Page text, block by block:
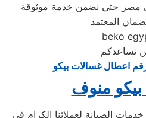
مصر حتي نضمن خدمة موثوقة
beko
نساعدكم
اعطال غسالات بيكو
بيكو منوف
الصيانة لعملائنا الكرام في